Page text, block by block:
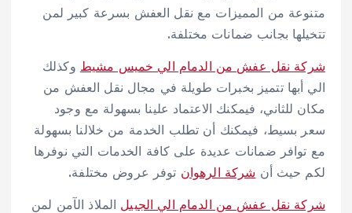
متنوعة من المميزات مع نقل العفش بسرعة كبير لمن
تتخيلها بجانب ضمانات مختلفة.
شركة نقل عفش من الدمام الي خميس مشيط وكذلك
الي أبها تتميز بخبرات طويلة في مجال نقل العفش من
مكان للثاني، فيمكنك الاعتماد علينا بسهولة مع وجود
سعر بسيط، فيمكنك أن تطلب الخدمة من خلالنا بسهولة
مع توافر ضمانات عديدة على كافة الخدمات التي نوفرها
لكم حيث أن شركة الرهوان توفر عروض مختلفة.
شركة نقل عفش من الدمام الي الجبيل الملاذ الآمن لمن